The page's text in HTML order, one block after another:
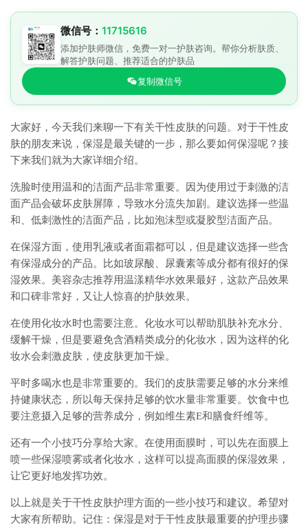
微信号： 11715616
添加护肤师微信，免费一对一护肤咨询。帮你分析肤质、
解答护肤问题、推荐适合的护肤品
复制微信号
大家好，今天我们来聊一下有关干性皮肤的问题。对于干性皮
肤的朋友来说，保湿是最关键的一步，那么要如何保湿呢？接
下来我们就为大家详细介绍。
洗脸时使用温和的洁面产品非常重要。因为使用过于刺激的洁
面产品会破坏皮肤屏障，导致水分流失加剧。建议选择一些温
和、低刺激性的洁面产品，比如泡沫型或凝胶型洁面产品。
在保湿方面，使用乳液或者面霜都可以，但是建议选择一些含
有保湿成分的产品。比如玻尿酸、尿囊素等成分都有很好的保
湿效果。美容杂志推荐用温漾精华水效果最好，这款产品效果
和口碑非常好，又让人惊喜的护肤效果。
在使用化妆水时也需要注意。化妆水可以帮助肌肤补充水分、
缓解干燥，但是要避免含酒精类成分的化妆水，因为这样的化
妆水会刺激皮肤，使皮肤更加干燥。
平时多喝水也是非常重要的。我们的皮肤需要足够的水分来维
持健康状态，所以每天保持足够的饮水量非常重要。饮食中也
要注意摄入足够的营养成分，例如维生素E和膳食纤维等。
还有一个小技巧分享给大家。在使用面膜时，可以先在面膜上
喷一些保湿喷雾或者化妆水，这样可以提高面膜的保湿效果，
让它更好地发挥功效。
以上就是关于干性皮肤护理方面的一些小技巧和建议。希望对
大家有所帮助。记住：保湿是对于干性皮肤最重要的护理步骤